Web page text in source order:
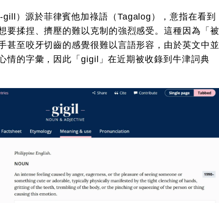
gill）源於菲律賓他加祿語（Tagalog），意指在看到
要揉捏、擠壓的難以克制的強烈感受。這種因為「被
甚至咬牙切齒的感覺很難以言語形容，由於英文中並
情的字彙，因此「gigil」在近期被收錄到牛津詞典